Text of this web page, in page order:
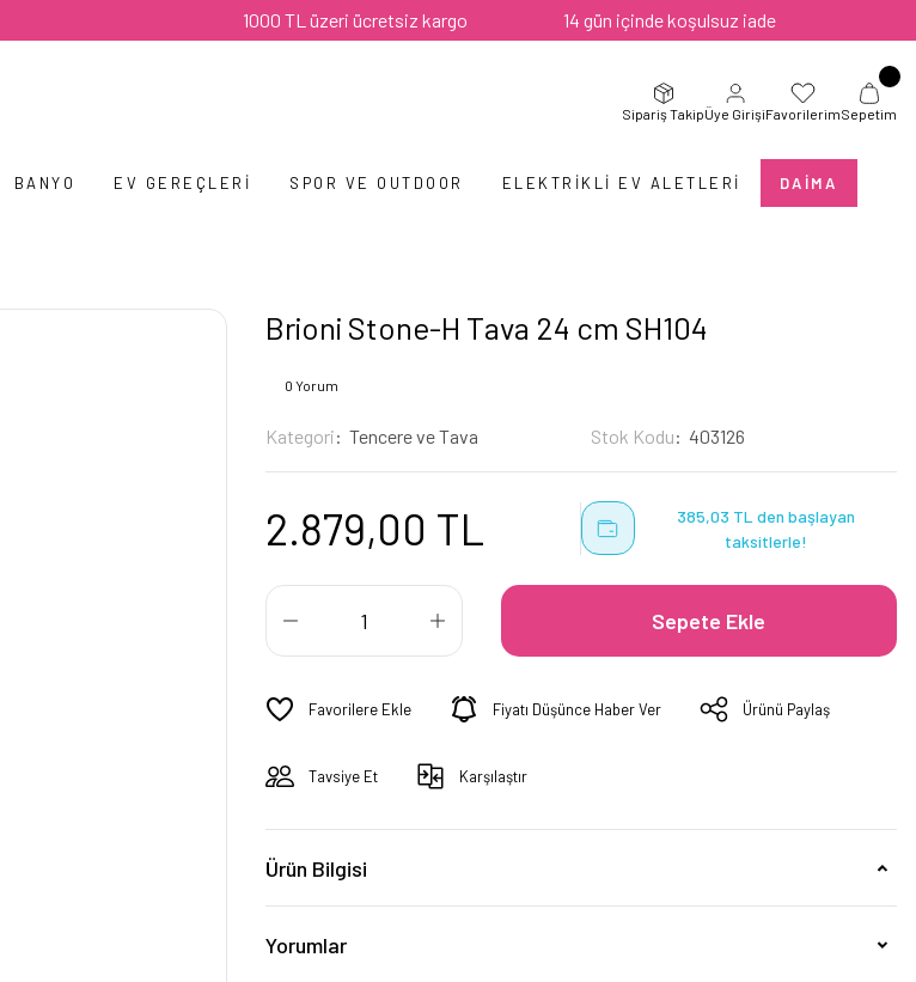
1000 TL üzeri ücretsiz kargo 14 gün içinde koşulsuz iade
Sipariş TakipÜye GirişiFavorilerimSepetim
BANYO EV GEREÇLERI SPOR VE OUTDOOR ELEKTRIKLI EV ALETLERI DAIMA
Brioni Stone-H Tava 24 cm SH104
0 Yorum
Kategori Tencere ve Tava Stok Kodu 403126
2.879,00 TL
385,03 TL den başlayan
taksitlerle!
Sepete Ekle
Fiyatı Düşünce Haber Ver Ürünü Paylaş
Tavsiye Et Karşılaştır
Ürün Bilgisi
Yorumlar